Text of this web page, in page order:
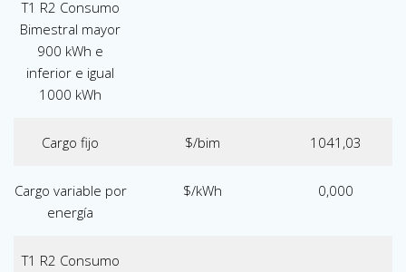
T1 R2 Consumo
Bimestral mayor
900 kWh e
inferior e igual
1000 kWh
Cargo fijo $/bim 1041,03
Cargo variable por
energía
$/kWh 0,000
T1 R2 Consumo